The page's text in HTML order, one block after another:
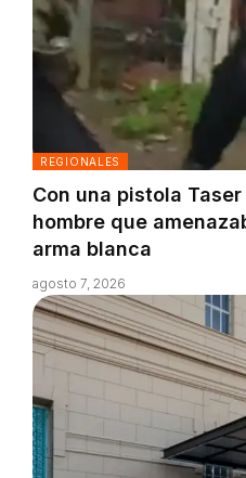
REGIONALES
Con una pistola
hombre que
arma blanca
agosto 7, 2026